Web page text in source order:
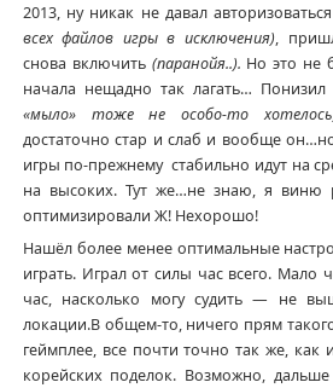
2013, ну никак не давал авторизоваться
всех файлов игры в исключения),
снова включить (паранойя..). Но это не
начала нещадно так лагать…
«мыло» тоже не особо-то
достаточно стар и слаб и вообще
игры по-прежнему стабильно идут на
на высоких. Тут же…не знаю, я виню
оптимизировали Ж! Нехорошо!
Нашёл более менее оптимальные
играть. Играл от силы час всего. Мало
час, насколько могу судить — не
локации.В общем-то, ничего прям
геймплее, все почти точно так же, как
корейских поделок. Возможно,